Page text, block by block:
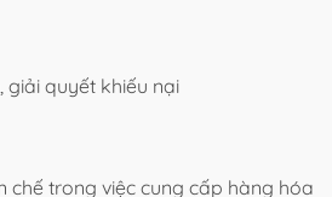
giải quyết khiếu nại
chế trong việc cung cấp hàng hóa